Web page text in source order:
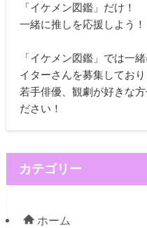
「イケメン図鑑」だけ！
一緒に推しを応援しよう！
「イケメン図鑑」では一
イターさんを募集しており
若手俳優、観劇が好きな
ださい！
カテゴリー
ホーム